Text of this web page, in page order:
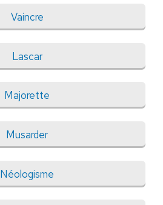
Vaincre
Lascar
Majorette
Musarder
Néologisme